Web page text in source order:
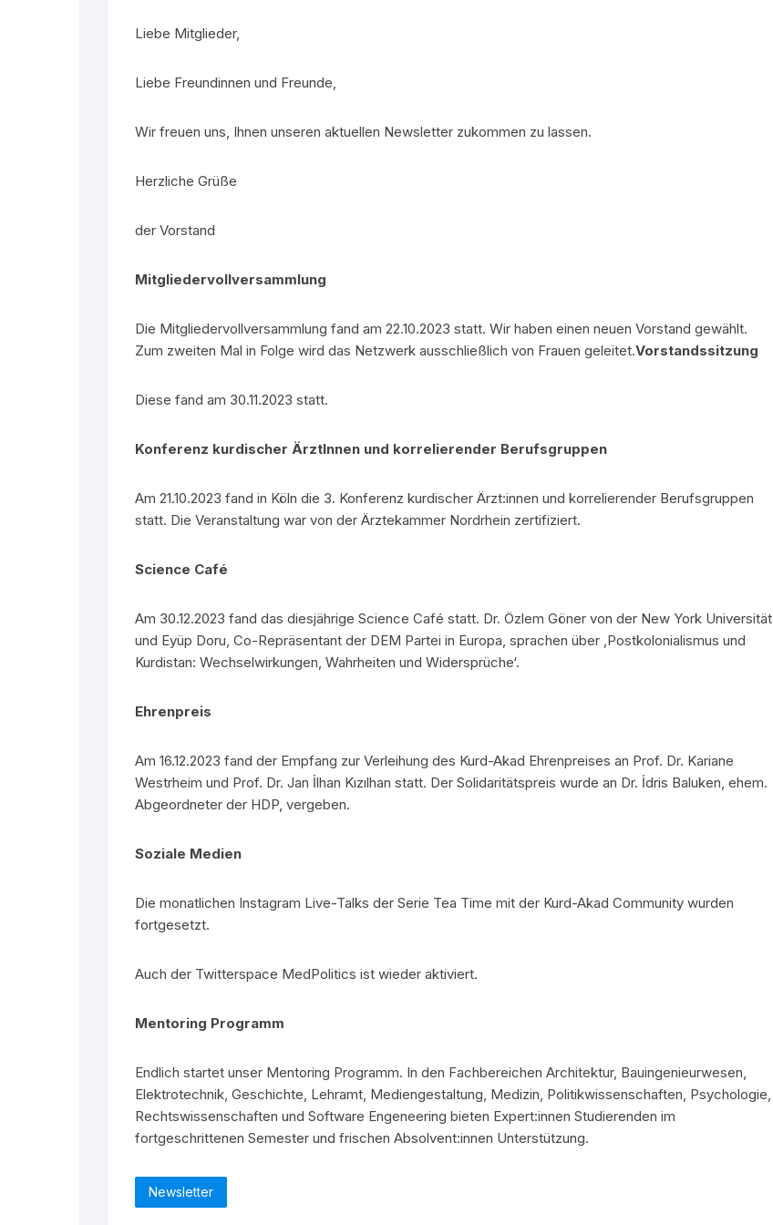
Liebe Mitglieder,
Liebe Freundinnen und Freunde,
Wir freuen uns, Ihnen unseren aktuellen Newsletter zukommen zu lassen.
Herzliche Grüße
der Vorstand
Mitgliedervollversammlung
Die Mitgliedervollversammlung fand am 22.10.2023 statt. Wir haben einen neuen Vorstand gewählt.
Zum zweiten Mal in Folge wird das Netzwerk ausschließlich von Frauen geleitet.Vorstandssitzung
Diese fand am 30.11.2023 statt.
Konferenz kurdischer ÄrztInnen und korrelierender Berufsgruppen
Am 21.10.2023 fand in Köln die 3. Konferenz kurdischer Ärzt:innen und korrelierender Berufsgruppen
statt. Die Veranstaltung war von der Ärztekammer Nordrhein zertifiziert.
Science Café
Am 30.12.2023 fand das diesjährige Science Café statt. Dr. Özlem Göner von der New York Universität
und Eyüp Doru, Co-Repräsentant der DEM Partei in Europa, sprachen über ‚Postkolonialismus und
Kurdistan: Wechselwirkungen, Wahrheiten und Widersprüche‘.
Ehrenpreis
Am 16.12.2023 fand der Empfang zur Verleihung des Kurd-Akad Ehrenpreises an Prof. Dr. Kariane
Westrheim und Prof. Dr. Jan İlhan Kızılhan statt. Der Solidaritätspreis wurde an Dr. İdris Baluken, ehem.
Abgeordneter der HDP, vergeben.
Soziale Medien
Die monatlichen Instagram Live-Talks der Serie Tea Time mit der Kurd-Akad Community wurden
fortgesetzt.
Auch der Twitterspace MedPolitics ist wieder aktiviert.
Mentoring Programm
Endlich startet unser Mentoring Programm. In den Fachbereichen Architektur, Bauingenieurwesen,
Elektrotechnik, Geschichte, Lehramt, Mediengestaltung, Medizin, Politikwissenschaften, Psychologie,
Rechtswissenschaften und Software Engeneering bieten Expert:innen Studierenden im
fortgeschrittenen Semester und frischen Absolvent:innen Unterstützung.
Newsletter